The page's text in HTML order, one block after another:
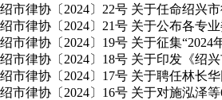
绍市律协〔2024〕22号 关于任命绍兴
绍市律协〔2024〕21号 关于公布各专
绍市律协〔2024〕19号 关于征集
绍市律协〔2024〕18号 关于印发《绍
绍市律协〔2024〕17号 关于聘任林长
绍市律协〔2024〕16号 关于对施泓泽